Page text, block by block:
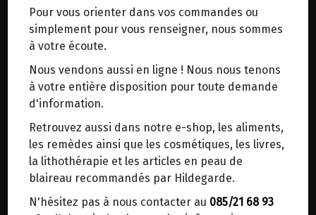
Pour vous orienter dans vos commandes ou
simplement pour vous renseigner, nous sommes
à votre écoute.
Nous vendons aussi en ligne ! Nous nous tenons
à votre entière disposition pour toute demande
d'information.
Retrouvez aussi dans notre e-shop, les aliments,
les remèdes ainsi que les cosmétiques, les livres,
la lithothérapie et les articles en peau de
blaireau recommandés par Hildegarde.
N'hésitez pas à nous contacter au 085/21 68 93
d'enlèvement ou distributeur BBox de BPost :
points d'enlèvement ou distributeurs BBox
Merci de signaler dans les commentaires, le
point d'enlèvement choisi.
Sinon, vous pouvez envoyer un mail avec le
point d'enlèvement désiré ou bien nous vous
recontacterons afin de déterminer ensemble le
lieu de livraison choisi.
Choisir ce lieu
Origine : Allemagne.
Selon récolte : variété non hybridée Oberkulmer
Culture sans pesticide en Forêt-Noire à l'écart
des pollutions chimiques.
Ces flocons fins sont composés de grains entiers,
germe compris, et sont laminés à froid.
Ils conviennent parfaitement à la confection de
beignets, de pain, de soupes, etc.